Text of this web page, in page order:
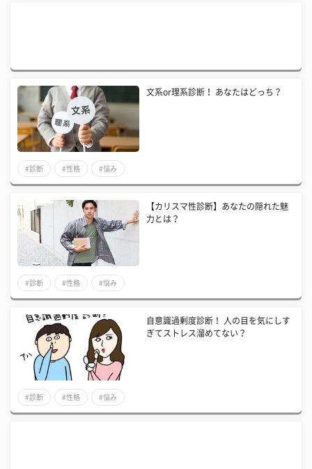
文系or理系診断！ あなたはどっち？
#診断 #性格 #悩み
【カリスマ性診断】あなたの隠れた魅
力とは？
#診断 #性格 #悩み
自意識過剰度診断！ 人の目を気にしす
ぎてストレス溜めてない？
#診断 #性格 #悩み